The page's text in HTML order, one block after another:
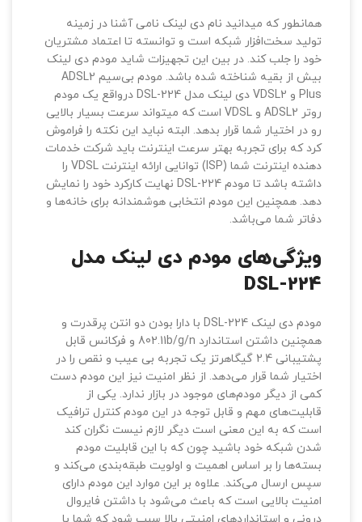
همانطور که میدانید نام دی لینک نامی آشنا در زمینه
تولید سخت‌افزار شبکه است و توانسته تا اعتماد مشتریان
خود را جلب کند. در بین این تجهیزات شاید مودم دی لینک
بیش از بقیه شناخته شده باشد. مودم بی‌سیم ADSL2
Plus و VDSL2 دی لینک مدل DSL-224 درواقع یک مودم
روتر ADSL2 و VDSL است که میتواند سرعت بسیار بالایی
رو در اختیار شما قرار بدهد. البته نباید این نکته را فراموش
کرد که برای تجربه بهتر سرعت اینترنت باید شرکت خدمات
دهنده اینترنت شما (ISP) توانایی ارائه اینترنت VDSL را
داشته باشد تا مودم DSL-224 نهایت کارکرد خود را نمایش
دهد. همچنین این مودم انتخابی هوشمندانه برای خانه‌ها و
دفاتر شما می‌باشد.
ویژگی‌های مودم دی لینک مدل
DSL-224
مودم دی لینک DSL-224 با دارا بودن دو انتن پرقدرت و
همچنین داشتن استاندارد 802.11b/g/n و فرکانس قابل
پشتیبانی 2.4 گیگاهرتز یک تجربه بی عیب و نقص را در
اختیار شما قرار می‌دهد. از نظر امنیت نیز این مودم دست
کمی از دیگر مودم‌های موجود در بازار ندارد. یکی از
قابلیت‌های مهم و قابل توجه در این مودم کنترل ترافیک
است که به این معنی است دیگر لازم نیست نگران کند
شدن شبکه خود باشید چون که با این قابلیت مودم
بسته‌ها را بر اساس اهمیت و اولویت طبقه‌بندی می‌کند و
سپس ارسال می‌کند. علاوه بر این موارد این مودم دارای
امنیت بالایی است که باعث می‌شود با داشتن فایروال
درونی و استانداردهای امنیتی بالا سبب شود که شما با